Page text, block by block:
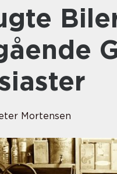
Mortensen